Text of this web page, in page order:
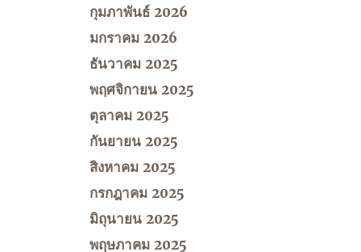
กุมภาพันธ์ 2026
มกราคม 2026
ธันวาคม 2025
พฤศจิกายน 2025
ตุลาคม 2025
กันยายน 2025
สิงหาคม 2025
กรกฎาคม 2025
มิถุนายน 2025
พฤษภาคม 2025